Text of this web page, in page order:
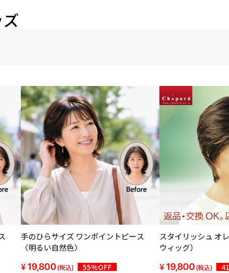
手のひらサイズ ワンポイントピース
〈明るい自然色〉
19,800(税込) 55%OFF
スタイリッシュ オ
ウィッグ）
19,800(税込)